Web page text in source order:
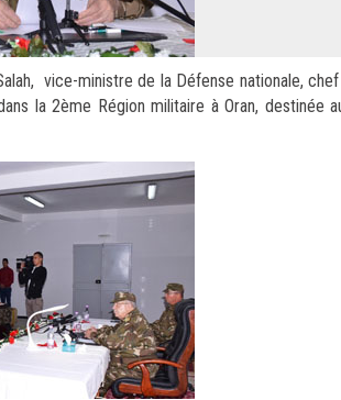
vice-ministre de la Défense nationale,
la 2ème Région militaire à Oran, destinée